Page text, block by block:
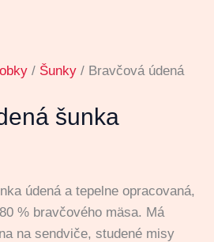
/ Šunky / Bravčová údená
šunka
údená a tepelne opracovaná,
% bravčového mäsa. Má
na sendviče, studené misy